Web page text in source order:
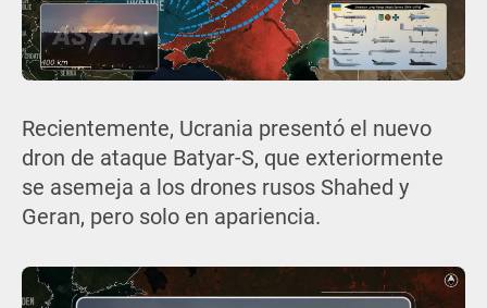
Recientemente, Ucrania presentó el nuevo
dron de ataque Batyar-S, que exteriormente
se asemeja a los drones rusos Shahed y
Geran, pero solo en apariencia.